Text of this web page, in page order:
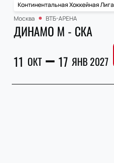
Континентальная Хоккейная Лига
Москва
ВТБ-АРЕНА
ДИНАМО М - СКА
11 ОКТ 17 ЯНВ 2027